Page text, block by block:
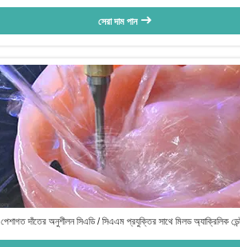
সেরা দাম পান
পেশাগত দাঁতের অনুশীলন সিএডি / সিএএম প্রযুক্তির সাথে মিলড অ্যাক্রিলিক